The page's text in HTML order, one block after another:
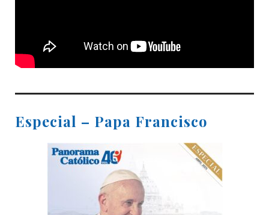
Especial – Papa Francisco